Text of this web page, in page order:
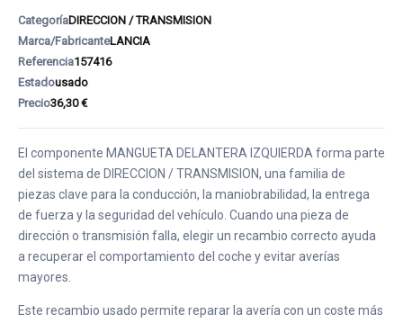
CategoríaDIRECCION / TRANSMISION
Marca/FabricanteLANCIA
Referencia157416
Estadousado
Precio36,30 €
El componente MANGUETA DELANTERA IZQUIERDA forma parte
del sistema de DIRECCION / TRANSMISION, una familia de
piezas clave para la conducción, la maniobrabilidad, la entrega
de fuerza y la seguridad del vehículo. Cuando una pieza de
dirección o transmisión falla, elegir un recambio correcto ayuda
a recuperar el comportamiento del coche y evitar averías
mayores.
Este recambio usado permite reparar la avería con un coste más